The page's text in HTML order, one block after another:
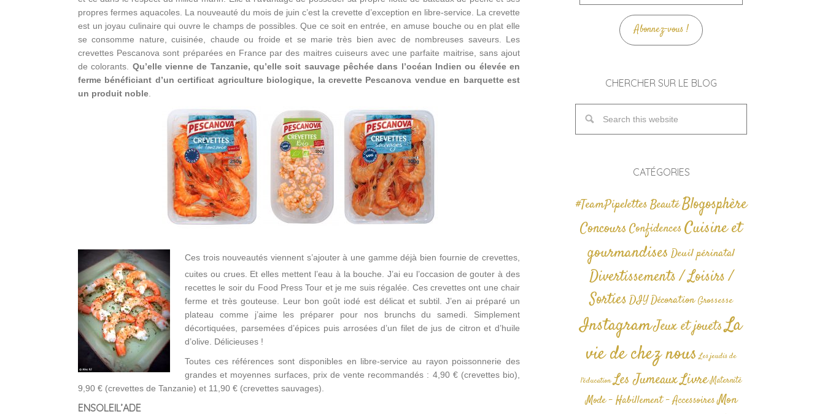
propres fermes aquacoles. La nouveauté du mois de juin c’est la crevette d’exception en libre-service. La crevette
est un joyau culinaire qui ouvre le champs de possibles. Que ce soit en entrée, en amuse bouche ou en plat elle
se consomme nature, cuisinée, chaude ou froide et se marie très bien avec de nombreuses saveurs. Les
crevettes Pescanova sont préparées en France par des maitres cuiseurs avec une parfaite maitrise, sans ajout
de colorants. Qu’elle vienne de Tanzanie, qu’elle soit sauvage pêchée dans l’océan Indien ou élevée en
ferme bénéficiant d’un certificat agriculture biologique, la crevette Pescanova vendue en barquette est
un produit noble
Ces trois nouveautés viennent s’ajouter à une gamme déjà bien fournie de crevettes,
cuites ou crues. Et elles mettent l’eau à la bouche. J’ai eu l’occasion de gouter à des
recettes le soir du Food Press Tour et je me suis régalée. Ces crevettes ont une chair
ferme et très gouteuse. Leur bon goût iodé est délicat et subtil. J’en ai préparé un
plateau comme j’aime les préparer pour nos brunchs du samedi. Simplement
décortiquées, parsemées d’épices puis arrosées d’un filet de jus de citron et d’huile
d’olive. Délicieuses !
Toutes ces références sont disponibles en libre-service au rayon poissonnerie des
grandes et moyennes surfaces, prix de vente recommandés : 4,90 € (crevettes bio),
9,90 € (crevettes de Tanzanie) et 11,90 € (crevettes sauvages).
ENSOLEIL’ADE
mail
Abonnez-vous !
CHERCHER SUR LE BLOG
CATÉGORIES
#TeamPipelettesBeautéBlogosphère
ConcoursConfidences Cuisine et
gourmandises Deuil périnatal
Divertissements / Loisirs /
SortiesDIYDécoration Grossesse
InstagramJeux et jouetsLa
vie de chez nous Les jeudis de
l'éducation Les JumeauxLivre Maternité
Mode - Habillement - AccessoiresMon